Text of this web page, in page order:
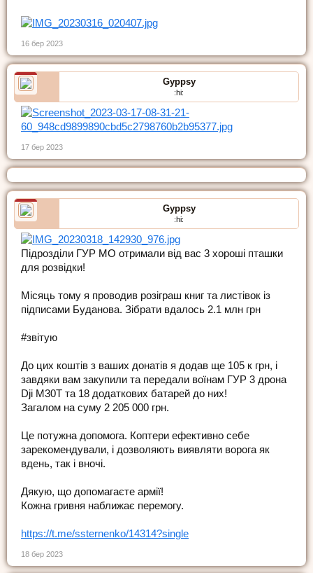
16 бер 2023
Gyppsy
:hi:
17 бер 2023
Gyppsy
:hi:
Підрозділи ГУР МО отримали від вас 3 хороші пташки
для розвідки!
Місяць тому я проводив розіграш книг та листівок із
підписами Буданова. Зібрати вдалось 2.1 млн грн
#звітую
До цих коштів з ваших донатів я додав ще 105 к грн, і
завдяки вам закупили та передали воїнам ГУР 3 дрона
Dji M30T та 18 додаткових батарей до них!
Загалом на суму 2 205 000 грн.
Це потужна допомога. Коптери ефективно себе
зарекомендували, і дозволяють виявляти ворога як
вдень, так і вночі.
Дякую, що допомагаєте армії!
Кожна гривня наближає перемогу.
https://t.me/ssternenko/14314?single
18 бер 2023